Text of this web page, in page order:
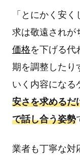
「とにかく安
求は敬遠されが
価格を下げる代
期を調整したり
いく内容になる
安さを求めるだ
で話し合う姿勢
業者も丁寧な対